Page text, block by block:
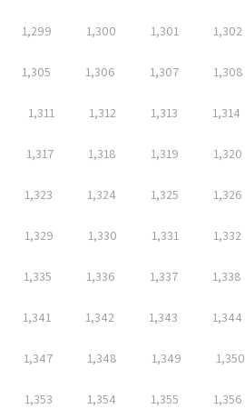
1,299 1,300 1,301 1,302
1,305 1,306 1,307 1,308
1,311 1,312 1,313 1,314
1,317 1,318 1,319 1,320
1,323 1,324 1,325 1,326
1,329 1,330 1,331 1,332
1,335 1,336 1,337 1,338
1,341 1,342 1,343 1,344
1,347 1,348 1,349 1,350
1,353 1,354 1,355 1,356